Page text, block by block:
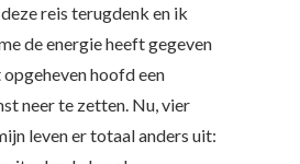
reis terugdenk en ik
de energie heeft gegeven
hoofd een
neer te zetten. Nu, vier
leven er totaal anders uit: